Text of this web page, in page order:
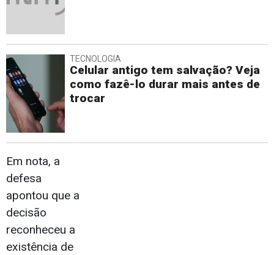
TECNOLOGIA
Celular antigo tem salvação? Veja
como fazê-lo durar mais antes de
trocar
Em nota, a
defesa
apontou que a
decisão
reconheceu a
existência de